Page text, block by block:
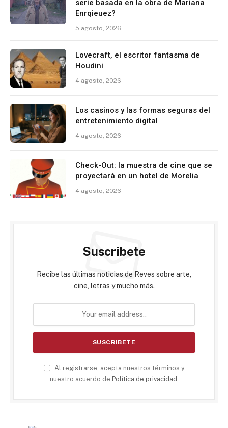
serie basada en la obra de Mariana
Enrqieuez?
5 agosto, 2026
Lovecraft, el escritor fantasma de
Houdini
4 agosto, 2026
Los casinos y las formas seguras del
entretenimiento digital
4 agosto, 2026
Check-Out: la muestra de cine que se
proyectará en un hotel de Morelia
4 agosto, 2026
Suscribete
Recibe las últimas noticias de Reves sobre arte,
cine, letras y mucho más.
Al registrarse, acepta nuestros términos y
nuestro acuerdo de Política de privacidad .